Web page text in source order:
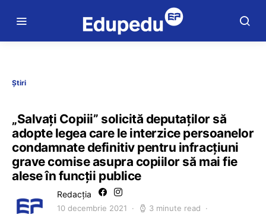
Știri
„Salvați Copiii” solicită deputaților să
adopte legea care le interzice persoanelor
condamnate definitiv pentru infracțiuni
grave comise asupra copiilor să mai fie
alese în funcții publice
Redacția
10 decembrie 2021 3 minute read